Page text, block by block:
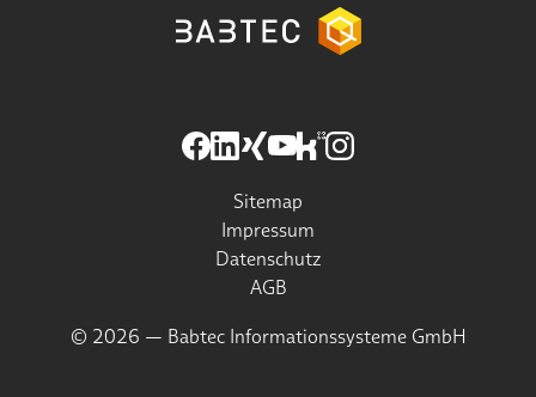
Sitemap
Impressum
Datenschutz
AGB
© 2026 — Babtec Informationssysteme GmbH